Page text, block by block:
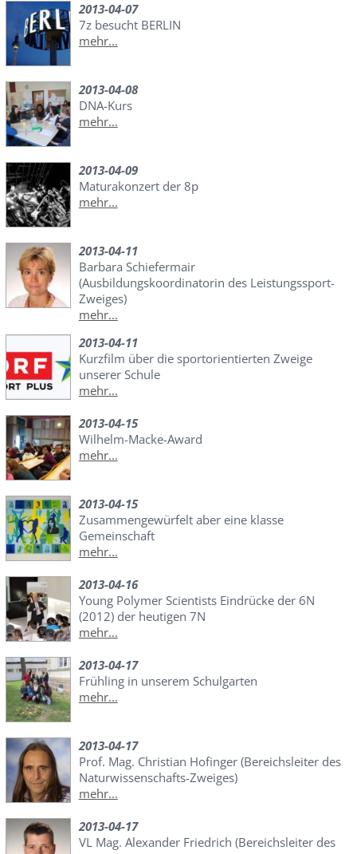
2013-04-07
7z besucht BERLIN
mehr...
2013-04-08
DNA-Kurs
mehr...
2013-04-09
Maturakonzert der 8p
mehr...
2013-04-11
Barbara Schiefermair
(Ausbildungskoordinatorin des Leistungssport-
Zweiges)
mehr...
2013-04-11
Kurzfilm über die sportorientierten Zweige
unserer Schule
mehr...
2013-04-15
Wilhelm-Macke-Award
mehr...
2013-04-15
Zusammengewürfelt aber eine klasse
Gemeinschaft
mehr...
2013-04-16
Young Polymer Scientists Eindrücke der 6N
(2012) der heutigen 7N
mehr...
2013-04-17
Frühling in unserem Schulgarten
mehr...
2013-04-17
Prof. Mag. Christian Hofinger (Bereichsleiter des
Naturwissenschafts-Zweiges)
mehr...
2013-04-17
VL Mag. Alexander Friedrich (Bereichsleiter des